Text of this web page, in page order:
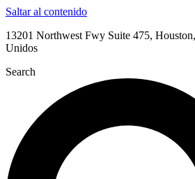
Saltar al contenido
13201 Northwest Fwy Suite 475,
Unidos
Search